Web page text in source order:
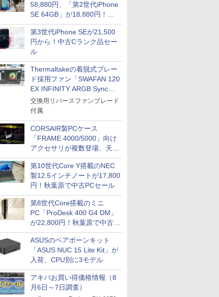
58,880円、「第2世代iPhone
SE 64GB」が18,880円！中
古Bランク品セール
第3世代iPhone SEが21,500
円から！中古Cランク品セー
ル
Thermaltakeの着脱式ブレー
ド採用ファン「SWAFAN 120
EX INFINITY ARGB Sync」
に単品パッケージ
交換用リバースファンブレード
付属
CORSAIR製PCケース
「FRAME 4000/5000」向け
アクセサリが複数登場、天然
木製パネルや背面コネクタ対
応トレイなど
第10世代Core Y搭載のNEC
製12.5インチノートが17,800
円！秋葉原で中古PCセール
第8世代Core搭載のミニ
PC「ProDesk 400 G4 DM」
が22,800円！秋葉原で中古
PCセール
ASUSのベアボーンキット
「ASUS NUC 15 Lite Kit」が
入荷、CPU別に3モデル
アキバお買い得価格情報（8
月6日～7日調査）